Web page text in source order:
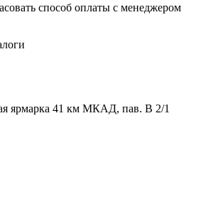
способ оплаты с менеджером
ярмарка 41 км МКАД, пав. В 2/1